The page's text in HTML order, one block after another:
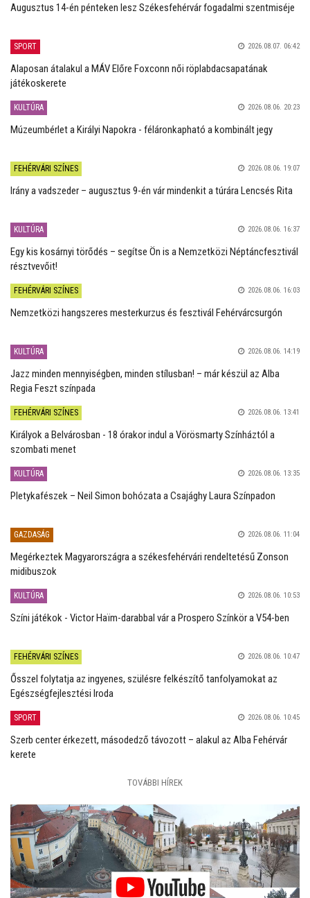
Augusztus 14-én pénteken lesz Székesfehérvár fogadalmi szentmiséje
SPORT 2026.08.07. 06:42
Alaposan átalakul a MÁV Előre Foxconn női röplabdacsapatának
játékoskerete
KULTÚRA 2026.08.06. 20:23
Múzeumbérlet a Királyi Napokra - féláronkapható a kombinált jegy
FEHÉRVÁRI SZÍNES 2026.08.06. 19:07
Irány a vadszeder – augusztus 9-én vár mindenkit a túrára Lencsés Rita
KULTÚRA 2026.08.06. 16:37
Egy kis kosárnyi törődés – segítse Ön is a Nemzetközi Néptáncfesztivál
résztvevőit!
FEHÉRVÁRI SZÍNES 2026.08.06. 16:03
Nemzetközi hangszeres mesterkurzus és fesztivál Fehérvárcsurgón
KULTÚRA 2026.08.06. 14:19
Jazz minden mennyiségben, minden stílusban! – már készül az Alba
Regia Feszt színpada
FEHÉRVÁRI SZÍNES 2026.08.06. 13:41
Királyok a Belvárosban - 18 órakor indul a Vörösmarty Színháztól a
szombati menet
KULTÚRA 2026.08.06. 13:35
Pletykafészek – Neil Simon bohózata a Csajághy Laura Színpadon
GAZDASÁG 2026.08.06. 11:04
Megérkeztek Magyarországra a székesfehérvári rendeltetésű Zonson
midibuszok
KULTÚRA 2026.08.06. 10:53
Színi játékok - Victor Haïm-darabbal vár a Prospero Színkör a V54-ben
FEHÉRVÁRI SZÍNES 2026.08.06. 10:47
Ősszel folytatja az ingyenes, szülésre felkészítő tanfolyamokat az
Egészségfejlesztési Iroda
SPORT 2026.08.06. 10:45
Szerb center érkezett, másodedző távozott – alakul az Alba Fehérvár
kerete
TOVÁBBI HÍREK